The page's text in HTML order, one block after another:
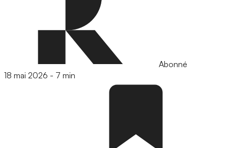
Abonné
18 mai 2026 - 7 min